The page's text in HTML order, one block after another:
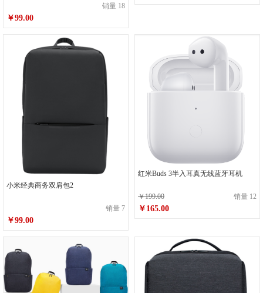
销量 18
￥99.00
小米经典商务双肩包2
销量 7
￥99.00
红米Buds 3半入耳真无线蓝牙耳机
￥199.00 销量 12
￥165.00